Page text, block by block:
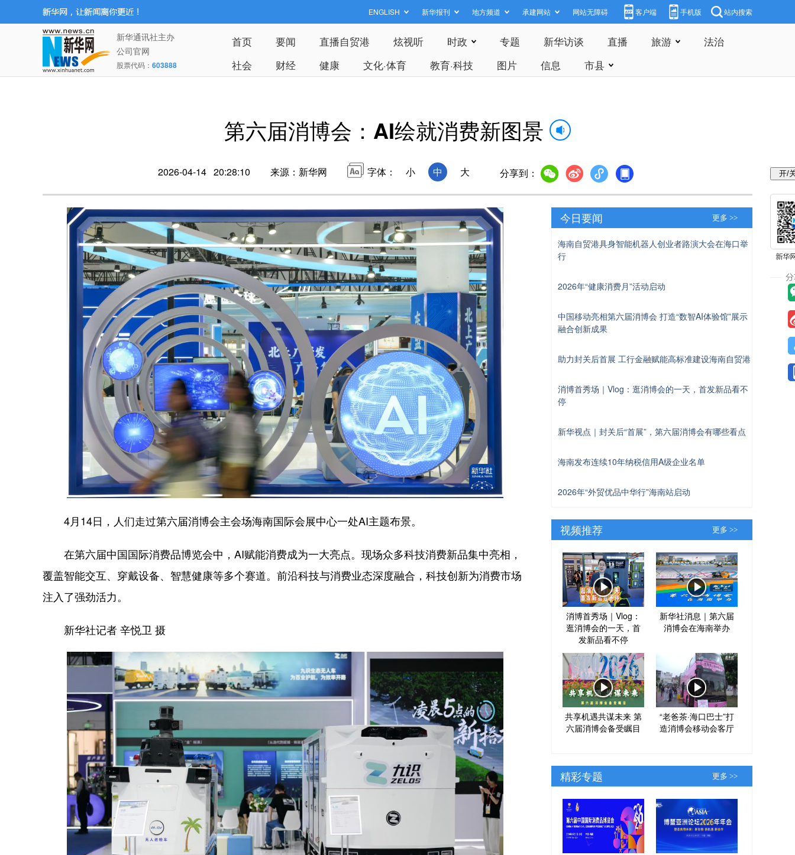
ENGLISH 新华报刊 地方频道 承建网站 网站无障碍 客户端 手机版 站内搜索
新华通讯社主办
公司官网
股票代码： 603888
首页 要闻 直播自贸港 炫视听 时政 专题 新华访谈 直播 旅游
法治
社会
财经 健康 文化·体育 教育·科技 图片 信息 市县
第六届消博会：AI绘就消费新图景
2026-04-14 20:28:10 来源：新华网 字体： 小 中 大 分享到：
4月14日，人们走过第六届消博会主会场海南国际会展中心一处AI主题布景。
在第六届中国国际消费品博览会中，AI赋能消费成为一大亮点。现场众多科技消费新品集中亮相，
覆盖智能交互、穿戴设备、智慧健康等多个赛道。前沿科技与消费业态深度融合，科技创新为消费市场
注入了强劲活力。
新华社记者 辛悦卫 摄
今日要闻 更多 >>
海南自贸港具身智能机器人创业者路演大会在海口举
行
2026年“健康消费月”活动启动
中国移动亮相第六届消博会 打造“数智AI体验馆”展示
融合创新成果
助力封关后首展 工行金融赋能高标准建设海南自贸港
消博首秀场｜Vlog：逛消博会的一天，首发新品看不
停
新华视点｜封关后“首展”，第六届消博会有哪些看点
海南发布连续10年纳税信用A级企业名单
2026年“外贸优品中华行”海南站启动
视频推荐 更多 >>
消博首秀场｜Vlog：
逛消博会的一天，首
发新品看不停
新华社消息｜第六届
消博会在海南举办
共享机遇共谋未来 第
六届消博会备受瞩目
“老爸茶·海口巴士”打
造消博会移动会客厅
精彩专题 更多 >>